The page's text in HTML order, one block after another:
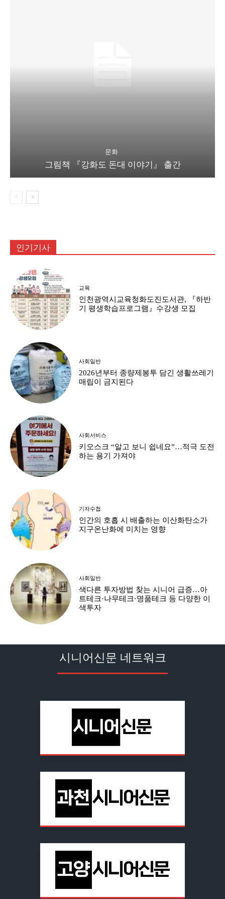
문화
그림책 『강화도 돈대 이야기』 출간
인기기사
교육
인천광역시교육청화도진도서관, 『하반
기 평생학습프로그램』수강생 모집
사회일반
2026년부터 종량제봉투 담긴 생활쓰레기
매립이 금지된다
사회서비스
키오스크 “알고 보니 쉽네요”…적극 도전
하는 용기 가져야
기자수첩
인간의 호흡 시 배출하는 이산화탄소가
지구온난화에 미치는 영향
사회일반
색다른 투자방법 찾는 시니어 급증…아
트테크·나무테크·명품테크 등 다양한 이
색투자
시니어신문 네트워크